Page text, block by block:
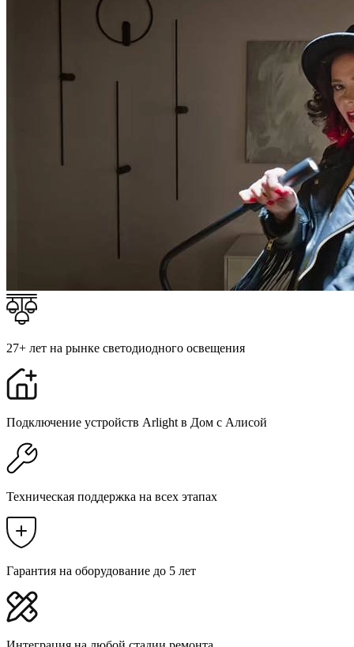
27+ лет на рынке светодиодного освещения
Подключение устройств Arlight в Дом с Алисой
Техническая поддержка на всех этапах
Гарантия на оборудование до 5 лет